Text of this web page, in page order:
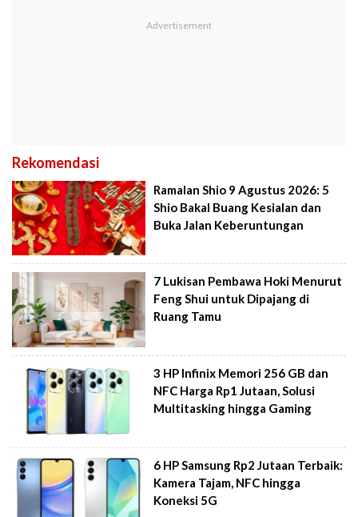
Rekomendasi
Ramalan Shio 9 Agustus 2026: 5
Shio Bakal Buang Kesialan dan
Buka Jalan Keberuntungan
7 Lukisan Pembawa Hoki Menurut
Feng Shui untuk Dipajang di
Ruang Tamu
3 HP Infinix Memori 256 GB dan
NFC Harga Rp1 Jutaan, Solusi
Multitasking hingga Gaming
6 HP Samsung Rp2 Jutaan Terbaik:
Kamera Tajam, NFC hingga
Koneksi 5G